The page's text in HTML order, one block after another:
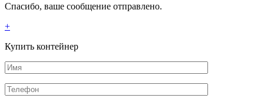
Спасибо, ваше сообщение отправлено.
+
Купить контейнер